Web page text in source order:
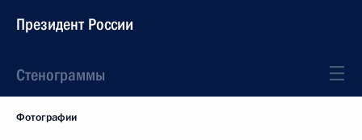
Президент России
Стенограммы
Фотографии